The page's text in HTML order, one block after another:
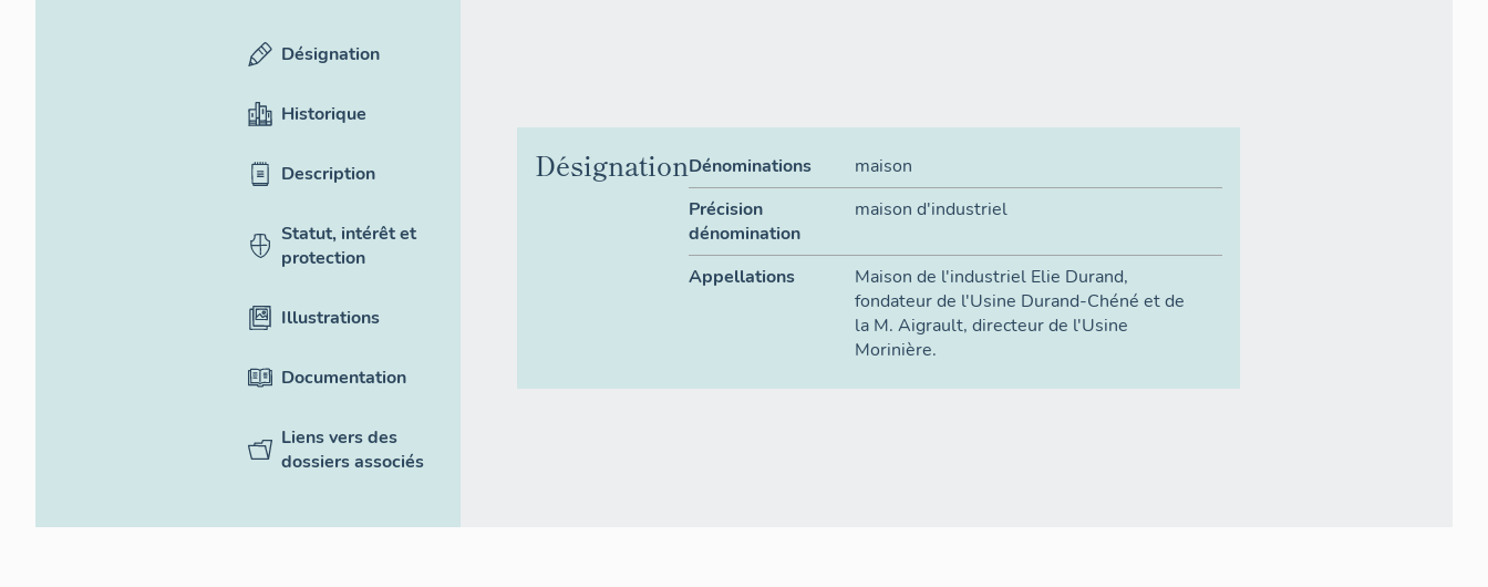
Désignation
Historique
Description
Statut, intérêt et
protection
Illustrations
Documentation
Liens vers des
dossiers associés
DésignationDénominations
maison
Précision
dénomination
maison d'industriel
Appellations
Maison de l'industriel Elie Durand,
fondateur de l'Usine Durand-Chéné et de
la M. Aigrault, directeur de l'Usine
Morinière.